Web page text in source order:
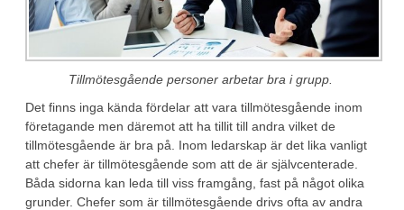
Tillmötesgående personer arbetar bra i grupp.
Det finns inga kända fördelar att vara tillmötesgående inom
företagande men däremot att ha tillit till andra vilket de
tillmötesgående är bra på. Inom ledarskap är det lika vanligt
att chefer är tillmötesgående som att de är självcenterade.
Båda sidorna kan leda till viss framgång, fast på något olika
grunder. Chefer som är tillmötesgående drivs ofta av andra